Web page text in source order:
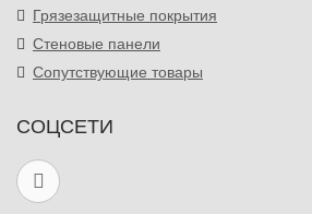
Грязезащитные покрытия
Стеновые панели
Сопутствующие товары
СОЦСЕТИ